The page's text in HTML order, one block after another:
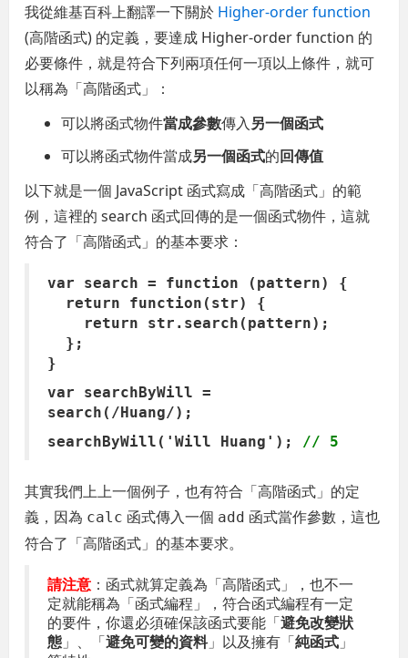
我從維基百科上翻譯一下關於 Higher-order function
(高階函式) 的定義，要達成 Higher-order function 的
必要條件，就是符合下列兩項任何一項以上條件，就可
以稱為「高階函式」：
可以將函式物件當成參數傳入另一個函式
可以將函式物件當成另一個函式的回傳值
以下就是一個 JavaScript 函式寫成「高階函式」的範
例，這裡的 search 函式回傳的是一個函式物件，這就
符合了「高階函式」的基本要求：
var search = function (pattern) {
return function(str) {
return str.search(pattern);
};
}
var searchByWill =
search(/Huang/);
searchByWill('Will Huang'); // 5
其實我們上上一個例子，也有符合「高階函式」的定
義，因為 calc 函式傳入一個 add 函式當作參數，這也
符合了「高階函式」的基本要求。
請注意 ：函式就算定義為「高階函式」，也不一
定就能稱為「函式編程」，符合函式編程有一定
的要件，你還必須確保該函式要能「避免改變狀
態 」、「避免可變的資料」以及擁有「純函式 」